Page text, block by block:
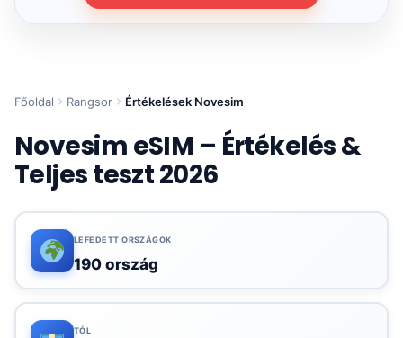
Főoldal Rangsor Értékelések Novesim
Novesim eSIM – Értékelés &
Teljes teszt 2026
LEFEDETT ORSZÁGOK
190 ország
TÓL